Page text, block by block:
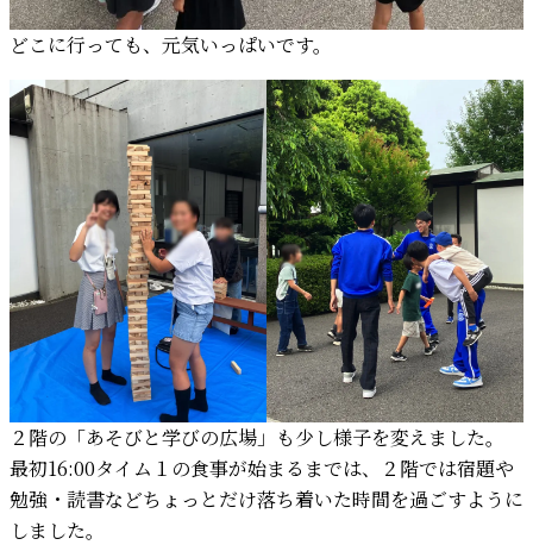
どこに行っても、元気いっぱいです。
２階の「あそびと学びの広場」も少し様子を変えました。
最初16:00タイム１の食事が始まるまでは、２階では宿題や
勉強・読書などちょっとだけ落ち着いた時間を過ごすように
しました。